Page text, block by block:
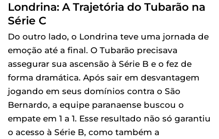
Londrina: A Trajetória do Tubarão na
Série C
Do outro lado, o Londrina teve uma jornada de
emoção até a final. O Tubarão precisava
assegurar sua ascensão à Série B e o fez de
forma dramática. Após sair em desvantagem
jogando em seus domínios contra o São
Bernardo, a equipe paranaense buscou o
empate em 1 a 1. Esse resultado não só garantiu
o acesso à Série B, como também a